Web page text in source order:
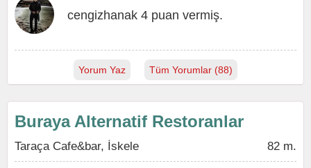
cengizhanak 4 puan vermiş.
Yorum Yaz Tüm Yorumlar (88)
Buraya Alternatif Restoranlar
Taraça Cafe&bar, İskele 82 m.